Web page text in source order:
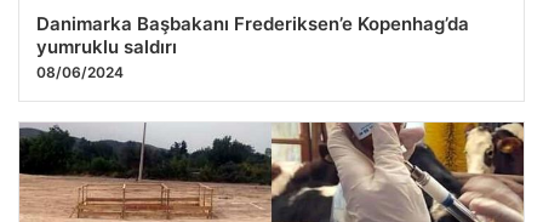
Danimarka Başbakanı Frederiksen’e Kopenhag’da
yumruklu saldırı
08/06/2024